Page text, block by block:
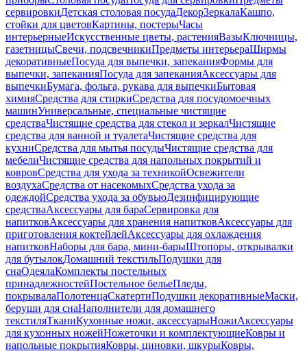
сервировкиДетская столовая посудаДекорЗеркалаКашпо,
стойки для цветовКартины, постерыЧасы
интерьерныеИскусственные цветы, растенияВазыКлючницы,
газетницыСвечи, подсвечникиПредметы интерьераШирмы
декоративныеПосуда для выпечки, запеканияФормы для
выпечки, запеканияПосуда для запеканияАксессуары для
выпечкиБумага, фольга, рукава для выпечкиБытовая
химияСредства для стиркиСредства для посудомоечных
машинУниверсальные, специальные чистящие
средстваЧистящие средства для стекол и зеркалЧистящие
средства для ванной и туалетаЧистящие средства для
кухниСредства для мытья посудыЧистящие средства для
мебелиЧистящие средства для напольных покрытий и
ковровСредства для ухода за техникойОсвежители
воздухаСредства от насекомыхСредства ухода за
одеждойСредства ухода за обувьюДезинфицирующие
средстваАксессуары для бараСервировка для
напитковАксессуары для хранения напитковАксессуары для
приготовления коктейлейАксессуары для охлаждения
напитковНаборы для бара, мини-барыШтопоры, открывалки
для бутылокДомашний текстильПодушки для
снаОдеялаКомплекты постельных
принадлежностейПостельное бельеПледы,
покрывалаПолотенцаСкатертиПодушки декоративныеМаски,
беруши для снаНаполнители для домашнего
текстиляТканиКухонные ножи, аксессуарыНожиАксессуары
для кухонных ножейНожеточки и комплектующиеКовры и
напольные покрытияКовры, циновки, шкурыКовры,